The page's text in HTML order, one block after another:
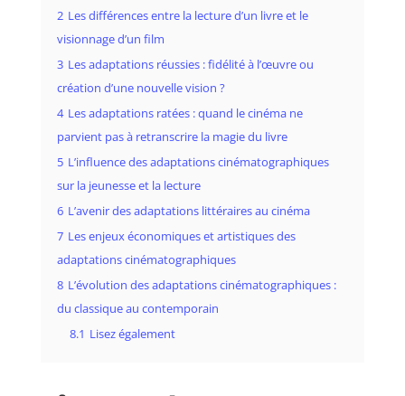
2 Les différences entre la lecture d’un livre et le
visionnage d’un film
3 Les adaptations réussies : fidélité à l’œuvre ou
création d’une nouvelle vision ?
4 Les adaptations ratées : quand le cinéma ne
parvient pas à retranscrire la magie du livre
5 L’influence des adaptations cinématographiques
sur la jeunesse et la lecture
6 L’avenir des adaptations littéraires au cinéma
7 Les enjeux économiques et artistiques des
adaptations cinématographiques
8 L’évolution des adaptations cinématographiques :
du classique au contemporain
8.1 Lisez également